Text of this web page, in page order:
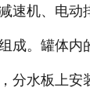
速机、电动
成。罐体内
分水板上安